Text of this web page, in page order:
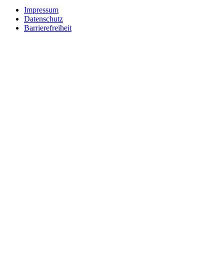
Impressum
Datenschutz
Barrierefreiheit